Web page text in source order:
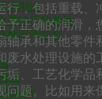
切削油
属冲压拉伸油
粘附添加剂
油
油/脂
行，包括重载、
予正确的润滑，
轴承和其他零件
废水处理设施的
垢、工艺化学品
问题。比如用来